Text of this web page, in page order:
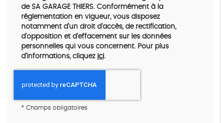
de SA GARAGE THIERS. Conformément à la
réglementation en vigueur, vous disposez
notamment d'un droit d'accès, de rectification,
d'opposition et d'effacement sur les données
personnelles qui vous concernent. Pour plus
d’informations, cliquez ici.
* Champs obligatoires